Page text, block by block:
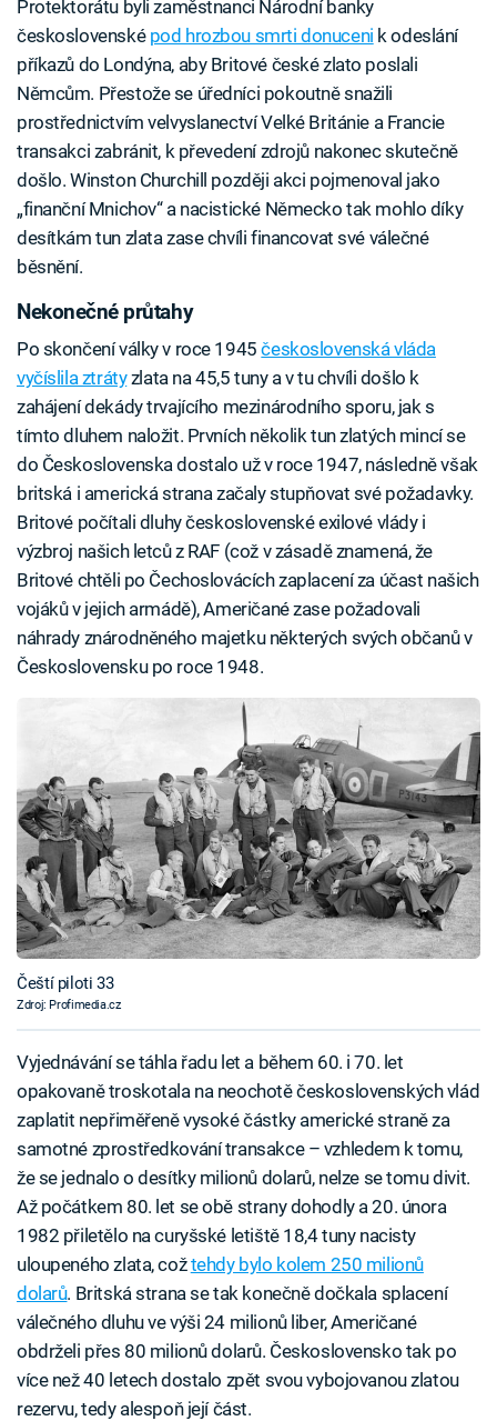
Protektorátu byli zaměstnanci Národní banky
československé pod hrozbou smrti donuceni k odeslání
příkazů do Londýna, aby Britové české zlato poslali
Němcům. Přestože se úředníci pokoutně snažili
prostřednictvím velvyslanectví Velké Británie a Francie
transakci zabránit, k převedení zdrojů nakonec skutečně
došlo. Winston Churchill později akci pojmenoval jako
„finanční Mnichov“ a nacistické Německo tak mohlo díky
desítkám tun zlata zase chvíli financovat své válečné
běsnění.
Nekonečné průtahy
Po skončení války v roce 1945československá vláda
vyčíslila ztrátyzlata na 45,5 tuny a v tu chvíli došlo k
zahájení dekády trvajícího mezinárodního sporu, jak s
tímto dluhem naložit. Prvních několik tun zlatých mincí se
do Československa dostalo už v roce 1947, následně však
britská i americká strana začaly stupňovat své požadavky.
Britové počítali dluhy československé exilové vlády i
výzbroj našich letců z RAF (což v zásadě znamená, že
Britové chtěli po Čechoslovácích zaplacení za účast našich
vojáků v jejich armádě), Američané zase požadovali
náhrady znárodněného majetku některých svých občanů v
Československu po roce 1948.
Čeští piloti 33
Zdroj: Profimedia.cz
Vyjednávání se táhla řadu let a během 60. i 70. let
opakovaně troskotala na neochotě československých vlád
zaplatit nepřiměřeně vysoké částky americké straně za
samotné zprostředkování transakce – vzhledem k tomu,
že se jednalo o desítky milionů dolarů, nelze se tomu divit.
Až počátkem 80. let se obě strany dohodly a 20. února
1982 přiletělo na curyšské letiště 18,4 tuny nacisty
uloupeného zlata, cožtehdy bylo kolem 250 milionů
dolarů. Britská strana se tak konečně dočkala splacení
válečného dluhu ve výši 24 milionů liber, Američané
obdrželi přes 80 milionů dolarů. Československo tak po
více než 40 letech dostalo zpět svou vybojovanou zlatou
rezervu, tedy alespoň její část.